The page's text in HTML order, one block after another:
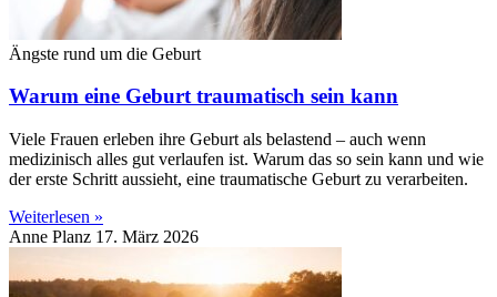
Ängste rund um die Geburt
Warum eine Geburt traumatisch sein kann
Viele Frauen erleben ihre Geburt als belastend – auch wenn
medizinisch alles gut verlaufen ist. Warum das so sein kann und wie
der erste Schritt aussieht, eine traumatische Geburt zu verarbeiten.
Weiterlesen »
Anne Planz 17. März 2026